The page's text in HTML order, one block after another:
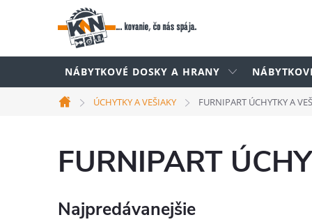
NÁBYTKOVÉ DOSKY A HRANY
Domov
ÚCHYTKY A VEŠIAKY FURNIPART ÚCHYTKY A
FURNIPART
Najpredávanejšie